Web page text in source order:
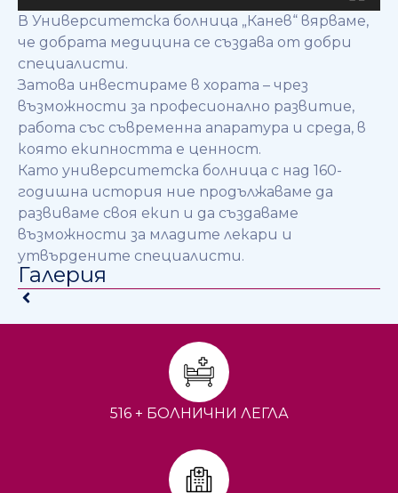
В Университетска болница „Канев“ вярваме,
че добрата медицина се създава от добри
специалисти.
Затова инвестираме в хората – чрез
възможности за професионално развитие,
работа със съвременна апаратура и среда, в
която екипността е ценност.
Като университетска болница с над 160-
годишна история ние продължаваме да
развиваме своя екип и да създаваме
възможности за младите лекари и
утвърдените специалисти.
Галерия
516 + БОЛНИЧНИ ЛЕГЛА